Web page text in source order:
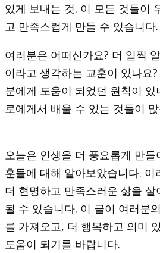
있게 보내는 것. 이 모든 것들이
고 만족스럽게 만들 수 있습니다.
여러분은 어떠신가요? 더 일찍
이라고 생각하는 교훈이 있나요
분에게 도움이 되었던 원칙이 있
로에게서 배울 수 있는 것들이
오늘은 인생을 더 풍요롭게 만
훈들에 대해 알아보았습니다.
더 현명하고 만족스러운 삶을 살
될 수 있습니다. 이 글이 여러분
를 가져오고, 더 행복하고 의미
도움이 되기를 바랍니다.